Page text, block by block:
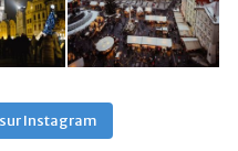
Instagram